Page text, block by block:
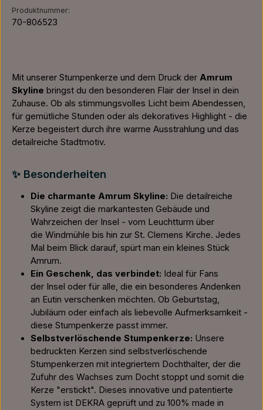
Produktnummer:
70-806523
Mit unserer Stumpenkerze und dem Druck der Amrum
Skyline bringst du den besonderen Flair der Insel in dein
Zuhause. Ob als stimmungsvolles Licht beim Abendessen,
für gemütliche Stunden oder als dekoratives Highlight - die
Kerze begeistert durch ihre warme Ausstrahlung und das
detailreiche Stadtmotiv.
✨ Besonderheiten
Die charmante Amrum Skyline: Die detailreiche
Skyline zeigt die markantesten Gebäude und
Wahrzeichen der Insel - vom Leuchtturm über
die Windmühle bis hin zur St. Clemens Kirche. Jedes
Mal beim Blick darauf, spürt man ein kleines Stück
Amrum.
Ein Geschenk, das verbindet: Ideal für Fans
der Insel oder für alle, die ein besonderes Andenken
an Eutin verschenken möchten. Ob Geburtstag,
Jubiläum oder einfach als liebevolle Aufmerksamkeit -
diese Stumpenkerze passt immer.
Selbstverlöschende Stumpenkerze: Unsere
bedruckten Kerzen sind selbstverlöschende
Stumpenkerzen mit integriertem Dochthalter, der die
Zufuhr des Wachses zum Docht stoppt und somit die
Kerze "erstickt". Dieses innovative und patentierte
System ist DEKRA geprüft und zu 100% made in